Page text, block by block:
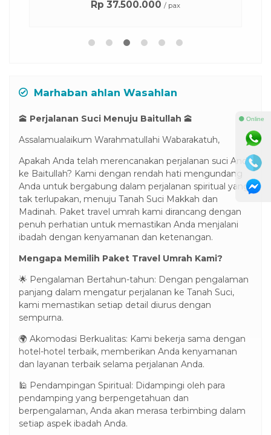
Rp 37.500.000 / pax
Marhaban ahlan Wasahlan
🕋 Perjalanan Suci Menuju Baitullah 🕋
Assalamualaikum Warahmatullahi Wabarakatuh,
Apakah Anda telah merencanakan perjalanan suci Anda
ke Baitullah? Kami dengan rendah hati mengundang
Anda untuk bergabung dalam perjalanan spiritual yang
tak terlupakan, menuju Tanah Suci Makkah dan
Madinah. Paket travel umrah kami dirancang dengan
penuh perhatian untuk memastikan Anda menjalani
ibadah dengan kenyamanan dan ketenangan.
Mengapa Memilih Paket Travel Umrah Kami?
🌟 Pengalaman Bertahun-tahun: Dengan pengalaman
panjang dalam mengatur perjalanan ke Tanah Suci,
kami memastikan setiap detail diurus dengan
sempurna.
🌍 Akomodasi Berkualitas: Kami bekerja sama dengan
hotel-hotel terbaik, memberikan Anda kenyamanan
dan layanan terbaik selama perjalanan Anda.
🕌 Pendampingan Spiritual: Didampingi oleh para
pendamping yang berpengetahuan dan
berpengalaman, Anda akan merasa terbimbing dalam
setiap aspek ibadah Anda.
⚫ Online